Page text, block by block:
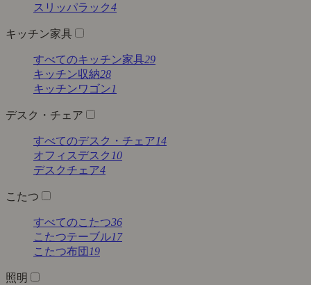
スリッパラック4
キッチン家具
すべてのキッチン家具29
キッチン収納28
キッチンワゴン1
デスク・チェア
すべてのデスク・チェア14
オフィスデスク 10
デスクチェア4
こたつ
すべてのこたつ36
こたつテーブル17
こたつ布団 19
照明